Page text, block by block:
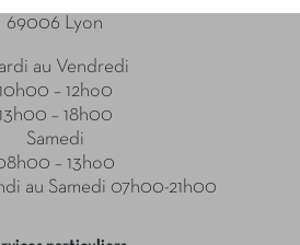
69006 Lyon
au Vendredi
– 12ho0
– 18h00
Samedi
– 13ho0
au Samedi 07h00-21h00